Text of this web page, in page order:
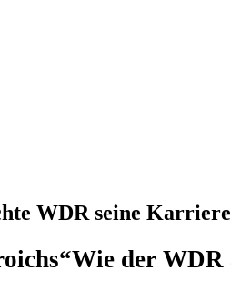
WDR seine
Wie der WDR